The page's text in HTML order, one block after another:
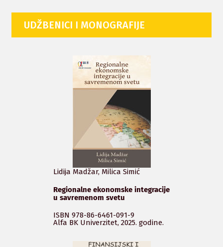
UDŽBENICI I MONOGRAFIJE
Lidija Madžar, Milica Simić
Regionalne ekonomske integracije
u savremenom svetu
ISBN 978-86-6461-091-9
Alfa BK Univerzitet, 2025. godine.